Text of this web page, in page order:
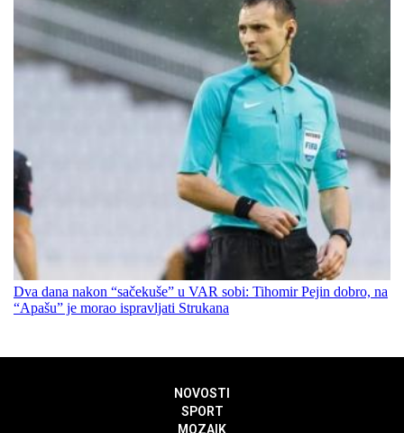
Dva dana nakon “sačekuše” u VAR sobi: Tihomir Pejin dobro, na
“Apašu” je morao ispravljati Strukana
NOVOSTI
SPORT
MOZAIK